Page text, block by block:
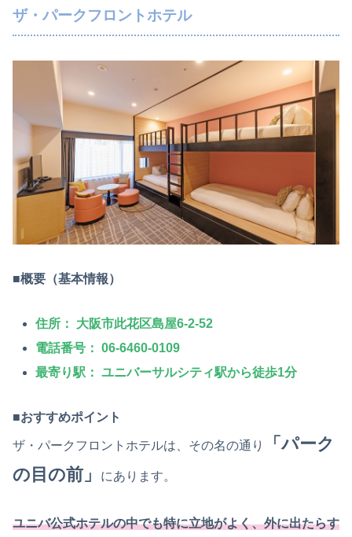
ザ・パークフロントホテル
■概要（基本情報）
住所：
大阪市此花区島屋6-2-52
電話番号： 06-6460-0109
最寄り駅： ユニバーサルシティ駅から徒歩1分
■おすすめポイント
ザ・パークフロントホテルは、その名の通り
「パーク
の目の前」
にあります。
ユニバ公式ホテルの中でも特に立地がよく、外に出たらす